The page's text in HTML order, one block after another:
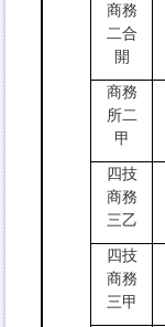
商務
二合
開
商務
所二
甲
四技
商務
三乙
四技
商務
三甲